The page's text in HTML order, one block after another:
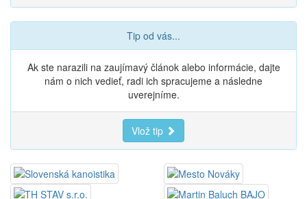
Tip od vás...
Ak ste narazili na zaujímavý článok alebo informácie, dajte
nám o nich vedieť, radi ich spracujeme a následne
uverejníme.
Vlož tip